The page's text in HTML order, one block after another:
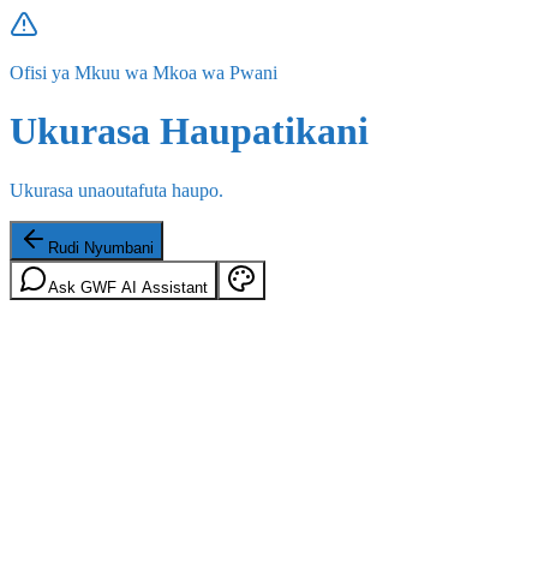
Ofisi ya Mkuu wa Mkoa wa Pwani
Ukurasa Haupatikani
Ukurasa unaoutafuta haupo.
Rudi Nyumbani
Ask GWF AI Assistant